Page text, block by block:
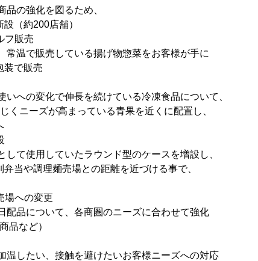
の強化を図るため、
（約200店舗）
フ販売
温で販売している揚げ物惣菜をお客様が手に
装で販売
への変化で伸長を続けている冷凍食品について、
くニーズが高まっている青果を近くに配置し、
て使用していたラウンド型のケースを増設し、
弁当や調理麺売場との距離を近づける事で、
場への変更
品について、各商圏のニーズに合わせて強化
品など）
したい、接触を避けたいお客様ニーズへの対応